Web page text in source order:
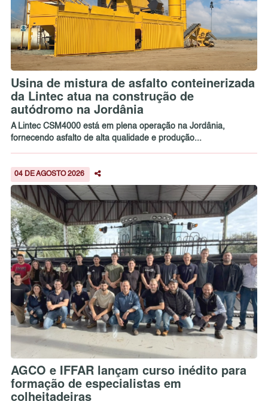
Usina de mistura de asfalto conteinerizada
da Lintec atua na construção de
autódromo na Jordânia
A Lintec CSM4000 está em plena operação na Jordânia,
fornecendo asfalto de alta qualidade e produção...
04 DE AGOSTO 2026
AGCO e IFFAR lançam curso inédito para
formação de especialistas em
colheitadeiras